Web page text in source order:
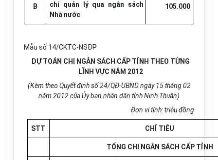
B
chi quản lý qua ngân sách
Nhà nước
105.000
Mẫu số 14/CKTC-NSĐP
DỰ TOÁN CHI NGÂN SÁCH CẤP TỈNH THEO TỪNG
LĨNH VỰC NĂM 2012
(Kèm theo Quyết định số 24/QĐ-UBND ngày 15 tháng 02
năm 2012 của Ủy ban nhân dân tỉnh Ninh Thuận)
Đơn vị tính: triệu đồng
STT CHỈ TIÊU
TỔNG CHI NGÂN SÁCH CẤP TỈNH